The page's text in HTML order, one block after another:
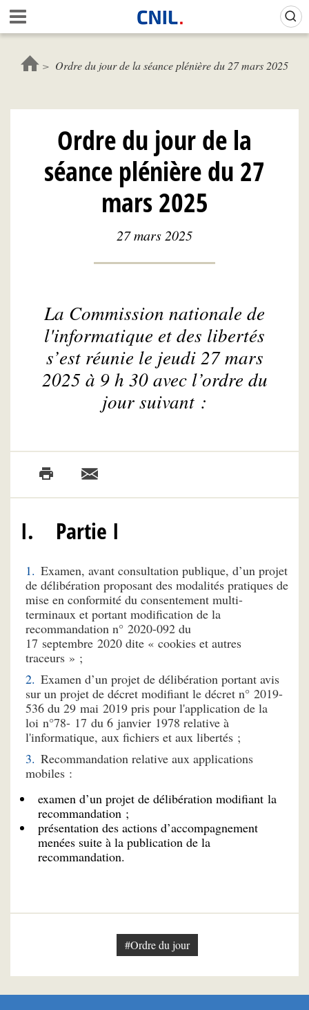
Aller
au
contenu
principal
c
l
C
N
L
Ordre du jour de la séance plénière du 27 mars 2025
Ordre du jour de la
séance plénière du 27
mars 2025
27 mars 2025
La Commission nationale de
l'informatique et des libertés
s’est réunie le jeudi 27 mars
2025 à 9 h 30 avec l’ordre du
jour suivant :
I. Partie I
Examen, avant consultation publique, d’un projet
de délibération proposant des modalités pratiques de
mise en conformité du consentement multi-
terminaux et portant modification de la
recommandation n° 2020-092 du
17 septembre 2020 dite « cookies et autres
traceurs » ;
Examen d’un projet de délibération portant avis
sur un projet de décret modifiant le décret n° 2019-
536 du 29 mai 2019 pris pour l'application de la
loi n°78- 17 du 6 janvier 1978 relative à
l'informatique, aux fichiers et aux libertés ;
Recommandation relative aux applications
mobiles :
examen d’un projet de délibération modifiant la
recommandation ;
présentation des actions d’accompagnement
menées suite à la publication de la
recommandation.
#Ordre du jour
Gestion de vos préférences sur les cookies (témoins de connexion)